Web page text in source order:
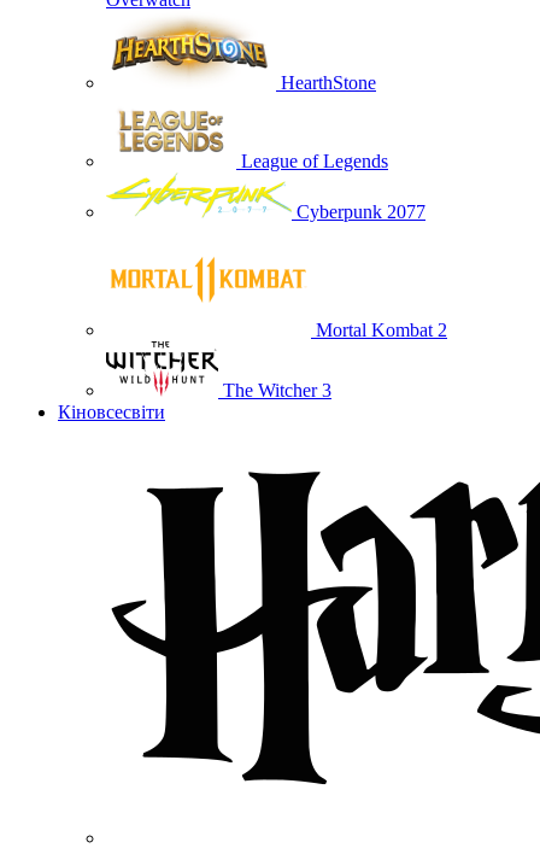
HearthStone
League of Legends
Cyberpunk 2077
Mortal Kombat 2
The Witcher 3
Кіновсесвіти